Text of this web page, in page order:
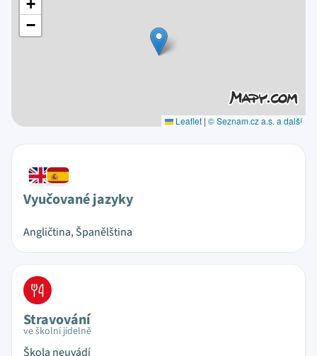
+
−
Leaflet | © Seznam.cz a.s. a další
Vyučované jazyky
Angličtina, Španělština
Stravování
ve školní jídelně
Škola neuvádí